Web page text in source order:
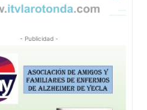
- Publicidad -